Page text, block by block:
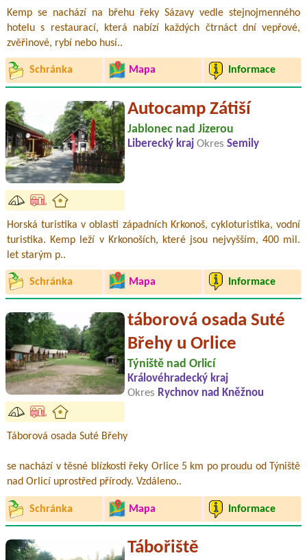
Kemp se nachází na břehu řeky Sázavy vedle stejnojmenného
hotelu s restaurací, která nabízí každých čtrnáct dní vepřové,
zvěřinové, rybí nebo husí..
Schránka Mapa Informace
Autocamp Zátiší
Jablonec nad Jizerou
Liberecký kraj Okres Semily
Horská turistika v oblasti západních Krkonoš, cykloturistika, vodní
turistika. Kemp leží v Krkonoších, které jsou nejvyšším, 400 mil.
let starým p..
Schránka Mapa Informace
táborová osada Suté
Břehy u Orlice
Týniště nad Orlicí
Královéhradecký kraj
Okres Rychnov nad Kněžnou
Táborová osada Suté Břehy
se nachází v těsné blízkosti řeky Orlice 5 km po proudu od Týniště
nad Orlicí uprostřed přírody. Vzdáleno..
Schránka Mapa Informace
Tábořiště